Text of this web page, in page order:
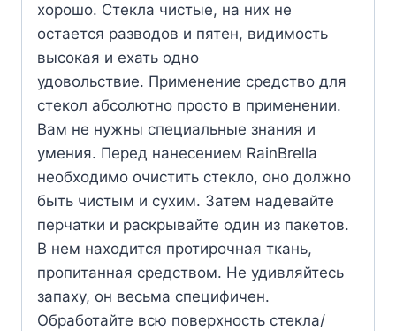
хорошо. Стекла чистые, на них не
остается разводов и пятен, видимость
высокая и ехать одно
удовольствие. Применение средство для
стекол абсолютно просто в применении.
Вам не нужны специальные знания и
умения. Перед нанесением RainBrella
необходимо очистить стекло, оно должно
быть чистым и сухим. Затем надевайте
перчатки и раскрывайте один из пакетов.
В нем находится протирочная ткань,
пропитанная средством. Не удивляйтесь
запаху, он весьма специфичен.
Обработайте всю поверхность стекла/